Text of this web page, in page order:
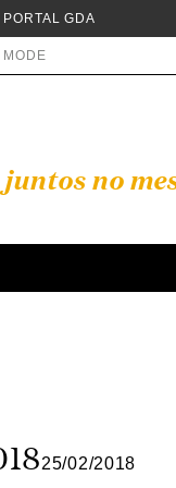
PORTAL GDA
juntos no
MODE
25/02/2018